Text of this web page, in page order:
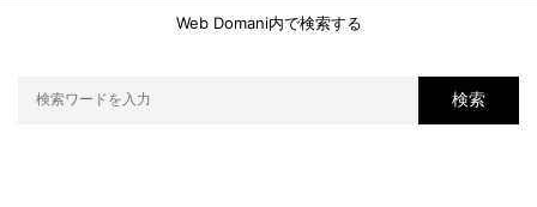
Web Domani内で検索する
検索